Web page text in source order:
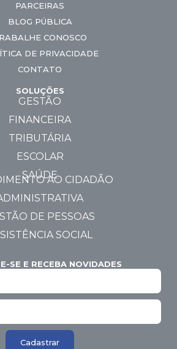
PARCEIRAS
BLOG PÚBLICA
CONOSCO
DE PRIVACIDADE
CONTATO
SOLUÇÕES
GESTÃO
FINANCEIRA
TRIBUTÁRIA
ESCOLAR
SAÚDEAO CIDADÃO
DE PESSOAS
SOCIAL
SE E RECEBA NOVIDADES
Cadastrar